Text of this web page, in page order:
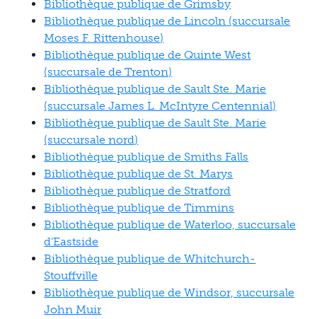
Bibliothèque publique de Grimsby
Bibliothèque publique de Lincoln (succursale
Moses F. Rittenhouse)
Bibliothèque publique de Quinte West
(succursale de Trenton)
Bibliothèque publique de Sault Ste. Marie
(succursale James L. McIntyre Centennial)
Bibliothèque publique de Sault Ste. Marie
(succursale nord)
Bibliothèque publique de Smiths Falls
Bibliothèque publique de St. Marys
Bibliothèque publique de Stratford
Bibliothèque publique de Timmins
Bibliothèque publique de Waterloo, succursale
d’Eastside
Bibliothèque publique de Whitchurch-
Stouffville
Bibliothèque publique de Windsor, succursale
John Muir